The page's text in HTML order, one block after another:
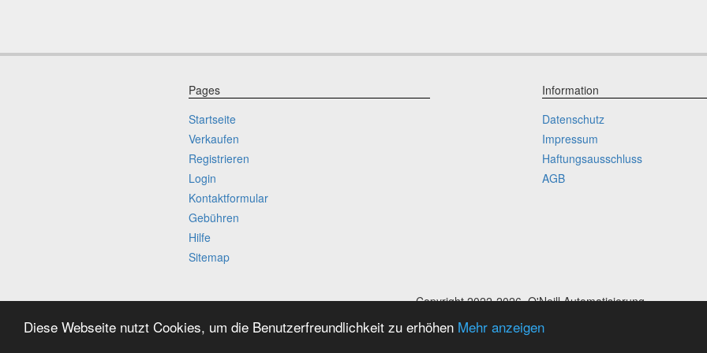
Diese Webseite nutzt Cookies, um die Benutzerfreundlichkeit zu erhöhen Mehr anzeigen
Pages
Startseite
Verkaufen
Registrieren
Login
Kontaktformular
Gebühren
Hilfe
Sitemap
Information
Datenschutz
Impressum
Haftungsausschluss
AGB
Copyright 2022-2026, O'Neill Automatisierung